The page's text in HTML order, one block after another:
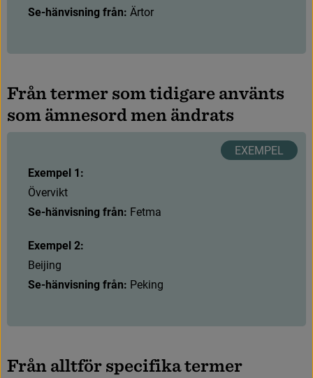
Se-hänvisning från: Ärtor
Fråntermersomtidigareanvänts
somämnesordmenändrats
Exempel 1:
Övervikt
Se-hänvisning från: Fetma
Exempel 2:
Beijing
Se-hänvisning från: Peking
Frånalltförspecifikatermer